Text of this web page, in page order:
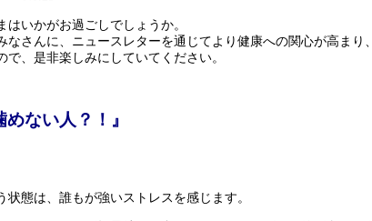
いかがお過ごしでしょうか。
さんに、ニュースレターを通じてより健康への関心が高まり
、是非楽しみにしていてください。
ない人？！』
態は、誰もが強いストレスを感じます。